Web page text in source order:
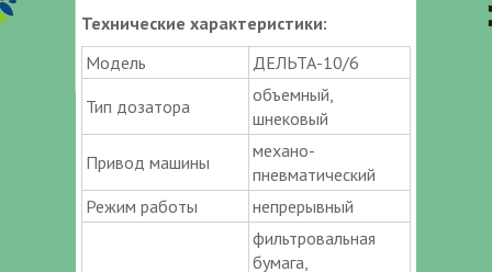
Технические характеристики:
Модель
ДЕЛЬТА-10/6
Тип дозатора
объемный,
шнековый
Привод машины
механо-
пневматический
Режим работы
непрерывный
фильтровальная
бумага,